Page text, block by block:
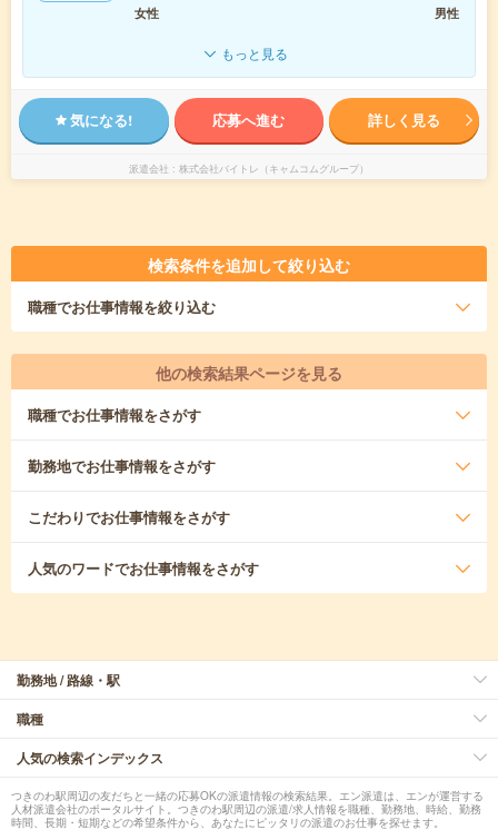
女性
男性
もっと見る
気になる! 応募へ進む 詳しく見る
派遣会社 株式会社バイトレ（キャムコムグループ）
検索条件を追加して絞り込む
職種でお仕事情報を絞り込む
他の検索結果ページを見る
職種でお仕事情報をさがす
勤務地でお仕事情報をさがす
こだわりでお仕事情報をさがす
人気のワードでお仕事情報をさがす
勤務地 / 路線・駅
職種
人気の検索インデックス
つきのわ駅周辺の友だちと一緒の応募OKの派遣情報の検索結果。エン派遣は、エンが運営する
人材派遣会社のポータルサイト。つきのわ駅周辺の派遣/求人情報を職種、勤務地、時給、勤務
時間、長期・短期などの希望条件から、あなたにピッタリの派遣のお仕事を探せます。